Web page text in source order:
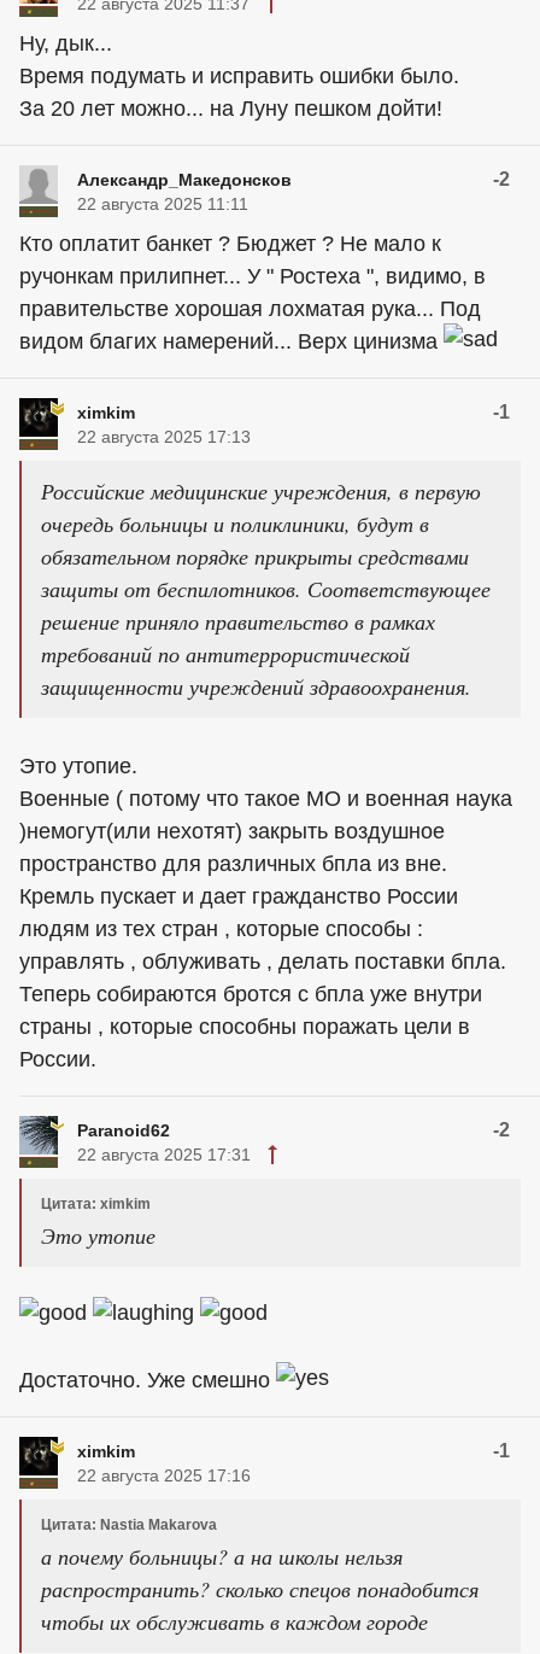
Ну, дык...
Время подумать и исправить ошибки было.
За 20 лет можно... на Луну пешком дойти!
Александр_Македонсков -2
22 августа 2025 11:11
Кто оплатит банкет ? Бюджет ? Не мало к
ручонкам прилипнет... У " Ростеха ", видимо, в
правительстве хорошая лохматая рука... Под
видом благих намерений... Верх цинизма
ximkim -1
22 августа 2025 17:13
Российские медицинские учреждения, в первую
очередь больницы и поликлиники, будут в
обязательном порядке прикрыты средствами
защиты от беспилотников. Соответствующее
решение приняло правительство в рамках
требований по антитеррористической
защищенности учреждений здравоохранения.
Это утопие.
Военные ( потому что такое МО и военная наука
)немогут(или нехотят) закрыть воздушное
пространство для различных бпла из вне.
Кремль пускает и дает гражданство России
людям из тех стран , которые способы :
управлять , облуживать , делать поставки бпла.
Теперь собираются бротся с бпла уже внутри
страны , которые способны поражать цели в
России.
Paranoid62 -2
22 августа 2025 17:31
Цитата: ximkim
Это утопие
Достаточно. Уже смешно
ximkim -1
22 августа 2025 17:16
Цитата: Nastia Makarova
а почему больницы? а на школы нельзя
распространить? сколько спецов понадобится
чтобы их обслуживать в каждом городе